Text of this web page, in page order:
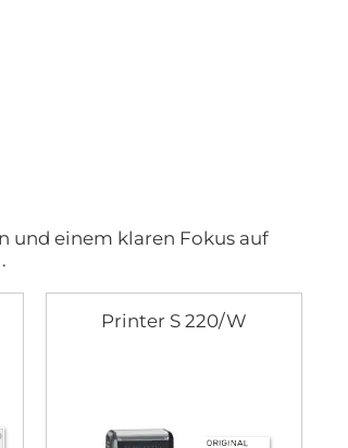
und einem klaren Fokus auf
Printer S 220/W